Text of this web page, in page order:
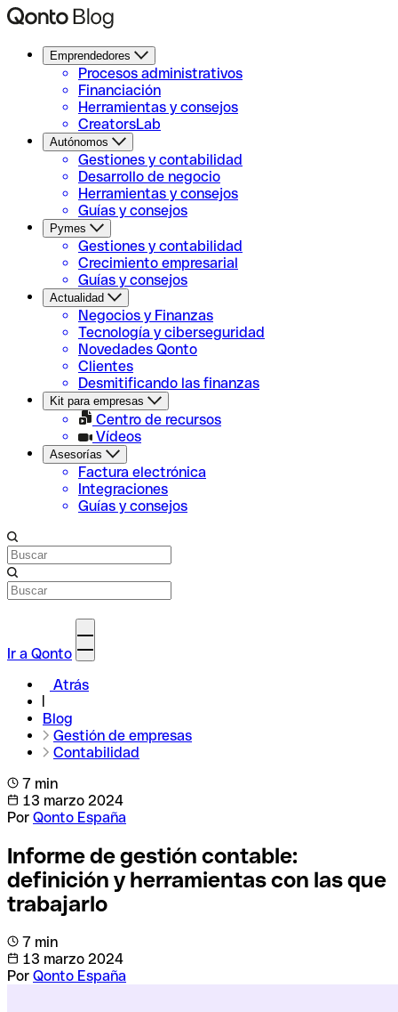
Emprendedores
Procesos administrativos
Financiación
Herramientas y consejos
CreatorsLab
Autónomos
Gestiones y contabilidad
Desarrollo de negocio
Herramientas y consejos
Guías y consejos
Pymes
Gestiones y contabilidad
Crecimiento empresarial
Guías y consejos
Actualidad
Negocios y Finanzas
Tecnología y ciberseguridad
Novedades Qonto
Clientes
Desmitificando las finanzas
Kit para empresas
Centro de recursos
Vídeos
Asesorías
Factura electrónica
Integraciones
Guías y consejos
Ir a Qonto
Atrás
Blog
Gestión de empresas
Contabilidad
7 min
13 marzo 2024
Por Qonto España
Informe de gestión contable:
definición y herramientas con las que
trabajarlo
7 min
13 marzo 2024
Por Qonto España